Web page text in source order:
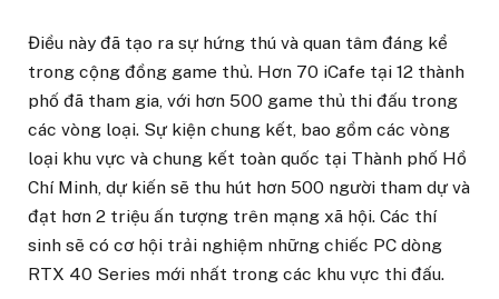
Điều này đã tạo ra sự hứng thú và quan tâm đáng kể
trong cộng đồng game thủ. Hơn 70 iCafe tại 12 thành
phố đã tham gia, với hơn 500 game thủ thi đấu trong
các vòng loại. Sự kiện chung kết, bao gồm các vòng
loại khu vực và chung kết toàn quốc tại Thành phố Hồ
Chí Minh, dự kiến sẽ thu hút hơn 500 người tham dự và
đạt hơn 2 triệu ấn tượng trên mạng xã hội. Các thí
sinh sẽ có cơ hội trải nghiệm những chiếc PC dòng
RTX 40 Series mới nhất trong các khu vực thi đấu.